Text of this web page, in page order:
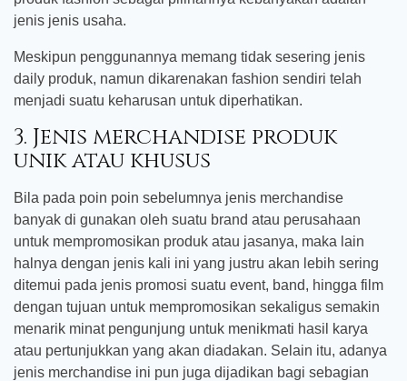
jenis jenis usaha.
Meskipun penggunannya memang tidak sesering jenis
daily produk, namun dikarenakan fashion sendiri telah
menjadi suatu keharusan untuk diperhatikan.
3. Jenis merchandise produk
unik atau khusus
Bila pada poin poin sebelumnya jenis merchandise
banyak di gunakan oleh suatu brand atau perusahaan
untuk mempromosikan produk atau jasanya, maka lain
halnya dengan jenis kali ini yang justru akan lebih sering
ditemui pada jenis promosi suatu event, band, hingga film
dengan tujuan untuk mempromosikan sekaligus semakin
menarik minat pengunjung untuk menikmati hasil karya
atau pertunjukkan yang akan diadakan. Selain itu, adanya
jenis merchandise ini pun juga dijadikan bagi sebagian